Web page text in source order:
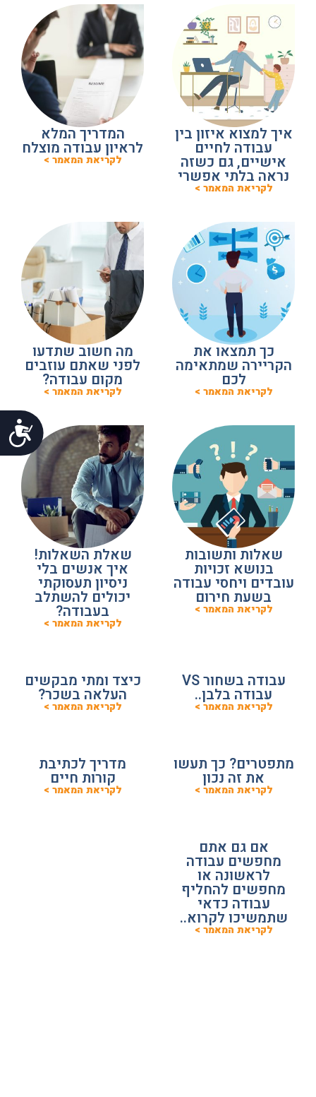
איך למצוא איזון בין
עבודה לחיים
אישיים, גם כשזה
נראה בלתי אפשרי
לקריאת המאמר >
המדריך המלא
לראיון עבודה מוצלח
לקריאת המאמר >
כך תמצאו את
הקריירה שמתאימה
לכם
לקריאת המאמר >
מה חשוב שתדעו
לפני שאתם עוזבים
מקום עבודה?
לקריאת המאמר >
שאלות ותשובות
בנושא זכויות
עובדים ויחסי עבודה
בשעת חירום
לקריאת המאמר >
שאלת השאלות!
איך אנשים בלי
ניסיון תעסוקתי
יכולים להשתלב
בעבודה?
לקריאת המאמר >
עבודה בשחור VS
עבודה בלבן..
לקריאת המאמר >
כיצד ומתי מבקשים
העלאה בשכר?
לקריאת המאמר >
מתפטרים? כך תעשו
את זה נכון
לקריאת המאמר >
מדריך לכתיבת
קורות חיים
לקריאת המאמר >
אם גם אתם
מחפשים עבודה
לראשונה או
מחפשים להחליף
עבודה כדאי
שתמשיכו לקרוא..
לקריאת המאמר >